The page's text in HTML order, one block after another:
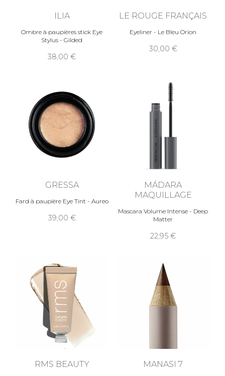
ILIA
Ombre à paupières stick Eye
Stylus - Gilded
38,00
LE ROUGE FRANÇAIS
Eyeliner - Le Bleu Orion
30,00
GRESSA
Fard à paupière Eye Tint - Aureo
39,00
MÁDARA
MAQUILLAGE
Mascara Volume Intense - Deep
Matter
22,95
RMS BEAUTY MANASI 7